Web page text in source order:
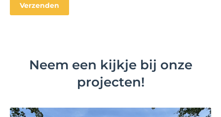
Neem een kijkje bij onze
projecten!